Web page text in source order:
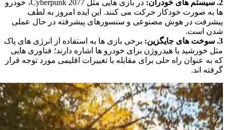
2. سیستم‌ های خودران:
در بازی‌ هایی مثل Cyberpunk 2077، خودرو
ها به صورت خودکار حرکت می‌ کنند. این ایده امروز به لطف
پیشرفت در هوش مصنوعی و سنسورهای پیشرفته در حال عملی
شدن است.
3. سوخت‌ های جایگزین:
برخی بازی‌ ها به استفاده از انرژی‌ های پاک
مثل خورشید یا هیدروژن برای خودرو ها اشاره دارند؛ فناوری‌ هایی
که به عنوان راه‌ حلی برای مقابله با تغییرات اقلیمی مورد توجه قرار
گرفته‌ اند.